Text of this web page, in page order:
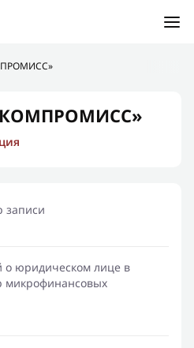
записи
о юридическом лице в
микрофинансовых
не найдена.
время и сообщим
новый запрос